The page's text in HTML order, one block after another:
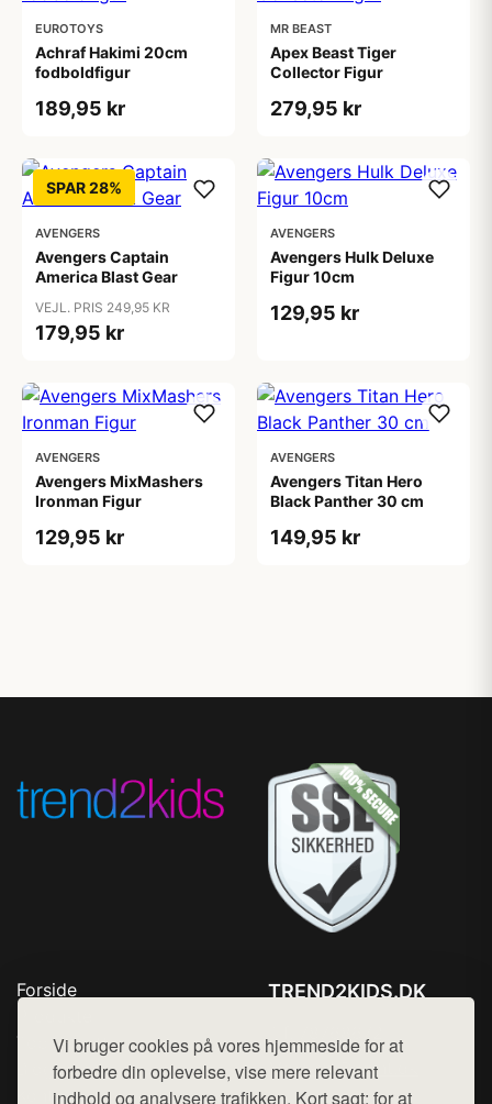
Vi bruger cookies på vores hjemmeside for at
forbedre din oplevelse, vise mere relevant
indhold og analysere trafikken. Kort sagt: for at
EUROTOYS
Achraf Hakimi 20cm
fodboldfigur
189,95 kr
MR BEAST
Apex Beast Tiger
Collector Figur
279,95 kr
SPAR 28%
AVENGERS
Avengers Captain
America Blast Gear
VEJL. PRIS 249,95 KR
179,95 kr
AVENGERS
Avengers Hulk Deluxe
Figur 10cm
129,95 kr
AVENGERS
Avengers MixMashers
Ironman Figur
129,95 kr
AVENGERS
Avengers Titan Hero
Black Panther 30 cm
149,95 kr
Forside
Top Rabatter
Blog
Kontakt
TREND2KIDS.DK
Mail: hej@want.dk